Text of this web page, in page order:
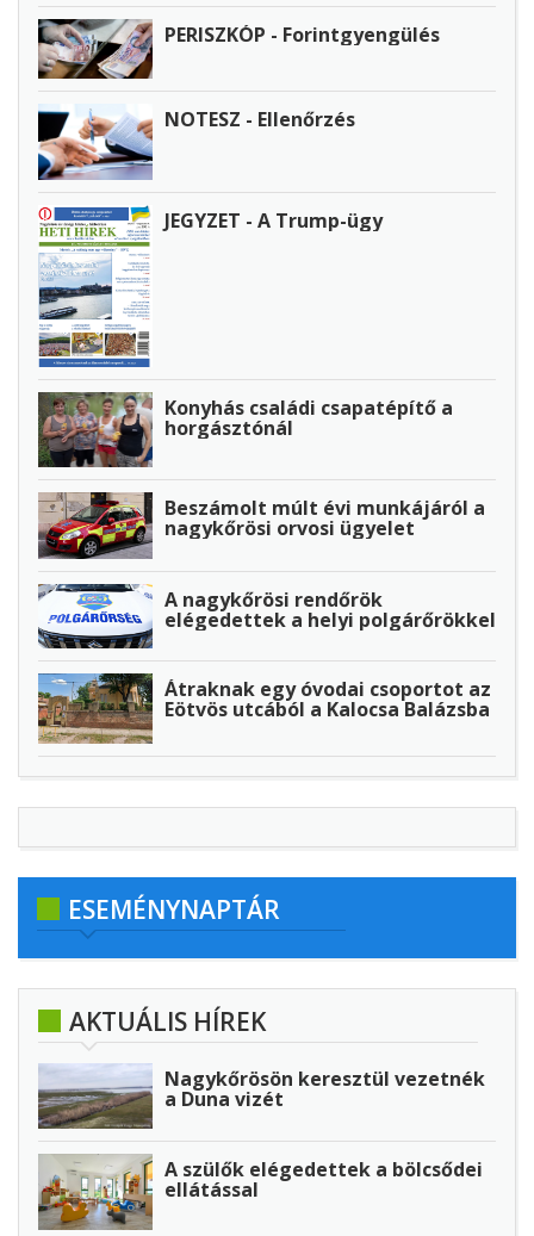
PERISZKÓP - Forintgyengülés
NOTESZ - Ellenőrzés
JEGYZET - A Trump-ügy
Konyhás családi csapatépítő a
horgásztónál
Beszámolt múlt évi munkájáról a
nagykőrösi orvosi ügyelet
A nagykőrösi rendőrök
elégedettek a helyi polgárőrökkel
Átraknak egy óvodai csoportot az
Eötvös utcából a Kalocsa Balázsba
ESEMÉNYNAPTÁR
AKTUÁLIS HÍREK
Nagykőrösön keresztül vezetnék
a Duna vizét
A szülők elégedettek a bölcsődei
ellátással